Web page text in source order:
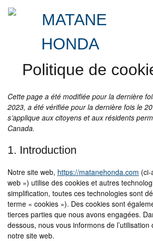
Politique de
Cette page a été modifiée pour la dernière
2023, a été vérifiée pour la dernière fois le
s’applique aux citoyens et aux résidents
Canada.
1. Introduction
Notre site web, https://matanehonda.com
web ») utilise des cookies et autres
simplification, toutes ces technologies sont
terme « cookies »). Des cookies sont
tierces parties que nous avons engagées.
dessous, nous vous informons de l’utilisation
notre site web.